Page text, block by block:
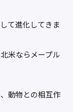
て進化してきま
米ならメープル
動物との相互作